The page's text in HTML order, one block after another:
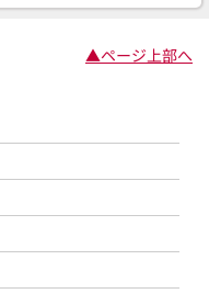
▲ページ上部へ